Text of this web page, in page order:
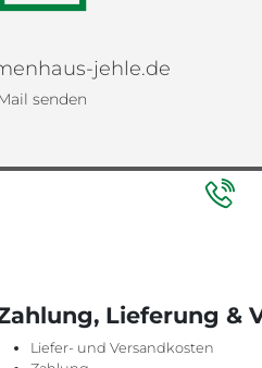
jehle.de
senden
Lieferung &
Liefer- und Versandkosten